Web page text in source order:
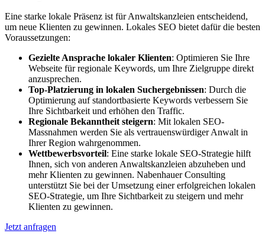
Eine starke lokale Präsenz ist für Anwaltskanzleien entscheidend,
um neue Klienten zu gewinnen. Lokales SEO bietet dafür die besten
Voraussetzungen:
Gezielte Ansprache lokaler Klienten: Optimieren Sie Ihre
Webseite für regionale Keywords, um Ihre Zielgruppe direkt
anzusprechen.
Top-Platzierung in lokalen Suchergebnissen: Durch die
Optimierung auf standortbasierte Keywords verbessern Sie
Ihre Sichtbarkeit und erhöhen den Traffic.
Regionale Bekanntheit steigern: Mit lokalen SEO-
Massnahmen werden Sie als vertrauenswürdiger Anwalt in
Ihrer Region wahrgenommen.
Wettbewerbsvorteil: Eine starke lokale SEO-Strategie hilft
Ihnen, sich von anderen Anwaltskanzleien abzuheben und
mehr Klienten zu gewinnen. Nabenhauer Consulting
unterstützt Sie bei der Umsetzung einer erfolgreichen lokalen
SEO-Strategie, um Ihre Sichtbarkeit zu steigern und mehr
Klienten zu gewinnen.
Jetzt anfragen